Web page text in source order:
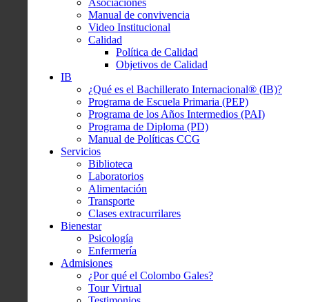
Asociaciones
Manual de convivencia
Video Institucional
Calidad
Política de Calidad
Objetivos de Calidad
IB
¿Qué es el Bachillerato Internacional® (IB)?
Programa de Escuela Primaria (PEP)
Programa de los Años Intermedios (PAI)
Programa de Diploma (PD)
Manual de Políticas CCG
Servicios
Biblioteca
Laboratorios
Alimentación
Transporte
Clases extracurrilares
Bienestar
Psicología
Enfermería
Admisiones
¿Por qué el Colombo Gales?
Tour Virtual